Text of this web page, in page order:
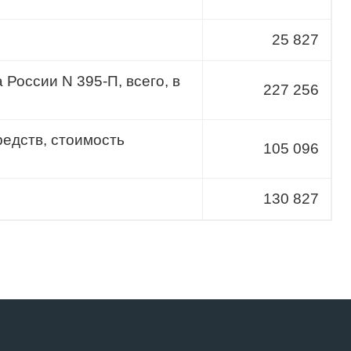
25 827
N 395-П, всего, в
227 256
стоимость
105 096
130 827